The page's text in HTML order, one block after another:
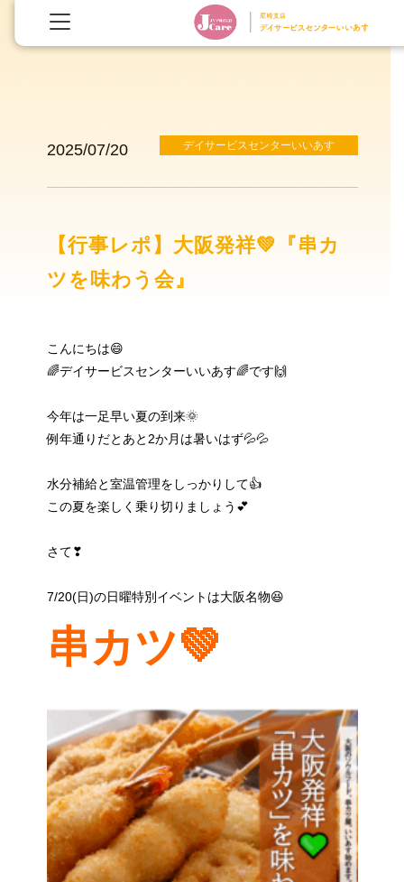
2025/07/20 デイサービスセンターいいあす
【行事レポ】大阪発祥💚『串カ
ツを味わう会』
こんにちは😄
🌈デイサービスセンターいいあす🌈です🙌
今年は一足早い夏の到来🌞
例年通りだとあと2か月は暑いはず💦💦
水分補給と室温管理をしっかりして👍
この夏を楽しく乗り切りましょう💕
さて❣
7/20(日)の日曜特別イベントは大阪名物😆
串カツ💚